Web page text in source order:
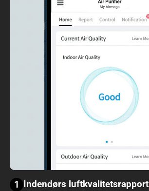
Indendørs luftkvalitetsrapport
1